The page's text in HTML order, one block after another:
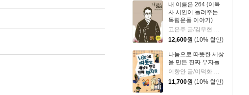
내 이름은 264 (이육
사 시인이 들려주는
독립운동 이야기)
12,600원 (10% 할인)
나눔으로 따뜻한 세상
을 만든 진짜 부자들
11,700원 (10% 할인)